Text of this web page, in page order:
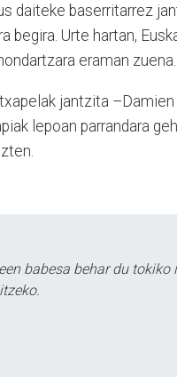
daiteke baserritarrez
begira. Urte hartan,
eraman zuena.
jantzita
lepoan parrandara
babesa behar du